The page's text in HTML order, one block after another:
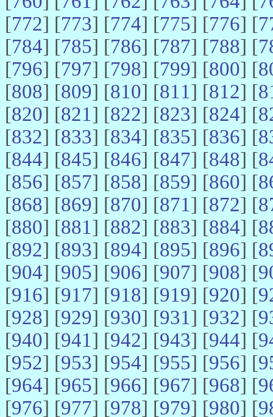
[772] [773] [774] [775] [776] [
[784] [785] [786] [787] [788] [
[796] [797] [798] [799] [800] [
[808] [809] [810] [811] [812] [
[820] [821] [822] [823] [824] [
[832] [833] [834] [835] [836] [
[844] [845] [846] [847] [848] [
[856] [857] [858] [859] [860] [
[868] [869] [870] [871] [872] [
[880] [881] [882] [883] [884] [
[892] [893] [894] [895] [896] [
[904] [905] [906] [907] [908] [
[916] [917] [918] [919] [920] [
[928] [929] [930] [931] [932] [
[940] [941] [942] [943] [944] [
[952] [953] [954] [955] [956] [
[964] [965] [966] [967] [968] [
[976] [977] [978] [979] [980] [